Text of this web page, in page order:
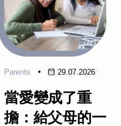
Parents 29.07.2026
當愛變成了重
擔：給父母的一